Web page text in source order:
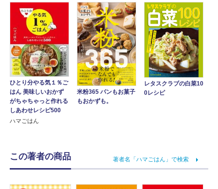
ひとり分やる気１％ご
はん 美味しいおかず
がちゃちゃっと作れる
しあわせレシピ500
ハマごはん
米粉365 パンもお菓子
もおかずも。
レタスクラブの白菜10
0レシピ
この著者の商品 著者名「ハマごはん」で検索